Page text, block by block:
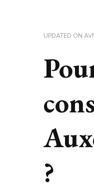
UPDATED ON
?